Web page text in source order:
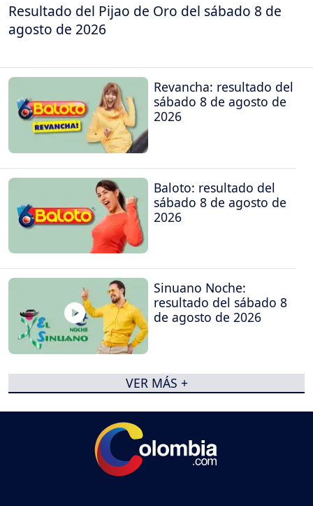
Resultado del Pijao de Oro del sábado 8 de
agosto de 2026
Revancha: resultado del
sábado 8 de agosto de
2026
Baloto: resultado del
sábado 8 de agosto de
2026
Sinuano Noche:
resultado del sábado 8
de agosto de 2026
VER MÁS +